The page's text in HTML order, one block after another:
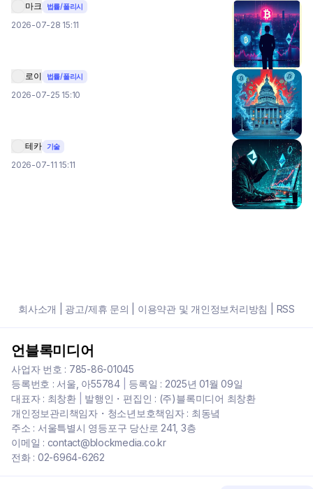
마크 법률/폴리시
2026-07-28 15:11
로이 법률/폴리시
2026-07-25 15:10
테카 기술
2026-07-11 15:11
회사소개 광고/제휴 문의 이용약관 및 개인정보처리방침 RSS
언블록미디어
사업자 번호 : 785-86-01045
등록번호 : 서울, 아55784| 등록일 : 2025년 01월 09일
대표자 : 최창환| 발행인・편집인 : (주)블록미디어 최창환
개인정보관리책임자・청소년보호책임자 : 최동녘
주소 : 서울특별시 영등포구 당산로 241, 3층
이메일 : contact@blockmedia.co.kr
전화 : 02-6964-6262